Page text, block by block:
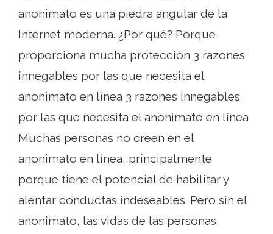
anonimato es una piedra angular de la
Internet moderna. ¿Por qué? Porque
proporciona mucha protección 3 razones
innegables por las que necesita el
anonimato en línea 3 razones innegables
por las que necesita el anonimato en línea
Muchas personas no creen en el
anonimato en línea, principalmente
porque tiene el potencial de habilitar y
alentar conductas indeseables. Pero sin el
anonimato, las vidas de las personas